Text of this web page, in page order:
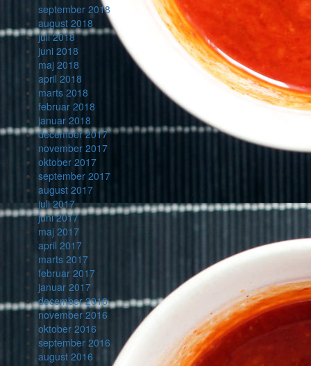
september 2018
august 2018
juli 2018
juni 2018
maj 2018
april 2018
marts 2018
februar 2018
januar 2018
december 2017
november 2017
oktober 2017
september 2017
august 2017
juli 2017
juni 2017
maj 2017
april 2017
marts 2017
februar 2017
januar 2017
december 2016
november 2016
oktober 2016
september 2016
august 2016